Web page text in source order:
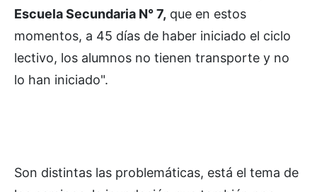
Escuela Secundaria N° 7, que en estos
momentos, a 45 días de haber iniciado el ciclo
lectivo, los alumnos no tienen transporte y no
lo han iniciado".
Son distintas las problemáticas, está el tema de